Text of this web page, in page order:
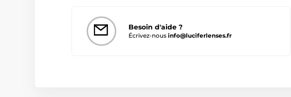
Besoin d'aide ?
Écrivez-nous info@luciferlenses.fr